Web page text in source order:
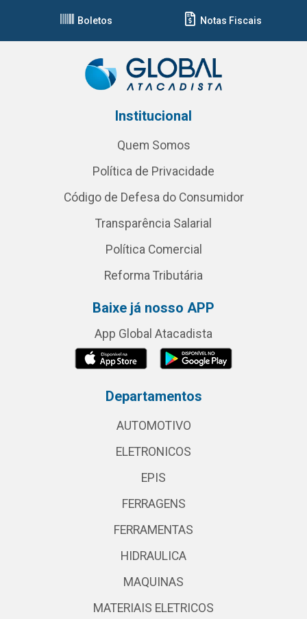
Boletos Notas Fiscais
Institucional
Quem Somos
Política de Privacidade
Código de Defesa do Consumidor
Transparência Salarial
Política Comercial
Reforma Tributária
Baixe já nosso APP
App Global Atacadista
Departamentos
AUTOMOTIVO
ELETRONICOS
EPIS
FERRAGENS
FERRAMENTAS
HIDRAULICA
MAQUINAS
MATERIAIS ELETRICOS